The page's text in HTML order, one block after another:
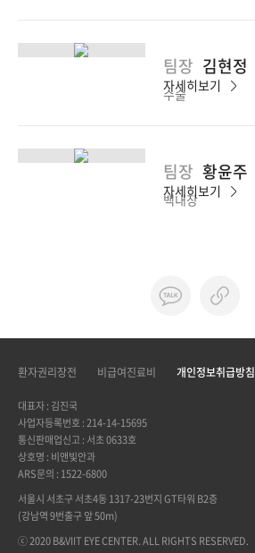
팀장 김현정
수술
자세히보기
팀장 황윤주
백내장
자세히보기
환자권리장전 비급여진료비 개인정보취급방침
대표자 : 김진국
사업자등록번호 : 214-14-15695
통신판매업신고 : 서초 0633호
상호명 : 비앤빛안과
ARS문의 : 1522-6800
서울시 서초구 서초4동 1317-23번지 GT타워 B2층
(강남역 9번출구 앞 50m)
ⓒ 2020 B&VIIT EYE CENTER. ALL RIGHTS RESERVED.